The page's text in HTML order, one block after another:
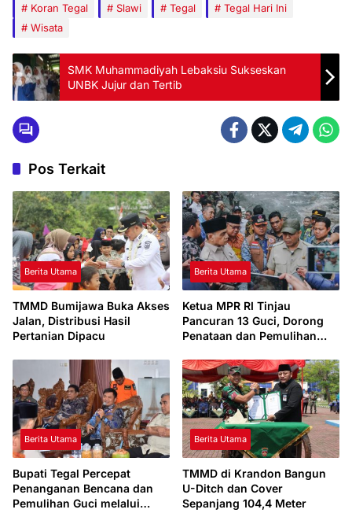
Koran Tegal
Slawi Tegal
Tegal Hari Ini
Wisata
SMK Muhammadiyah Lebaksiu Sukseskan
UNBK Jujur dan Tertib
Pos Terkait
Berita Utama
TMMD Bumijawa Buka Akses
Jalan, Distribusi Hasil
Pertanian Dipacu
Berita Utama
Ketua MPR RI Tinjau
Pancuran 13 Guci, Dorong
Penataan dan Pemulihan
Berita Utama
Bupati Tegal Percepat
Penanganan Bencana dan
Pemulihan Guci melalui
Berita Utama
TMMD di Krandon Bangun
U-Ditch dan Cover
Sepanjang 104,4 Meter